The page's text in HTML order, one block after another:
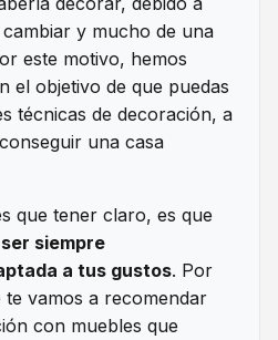
y mucho de una
este motivo, hemos
el objetivo de que puedas
técnicas de decoración, a
una casa
que tener claro, es que
siempre
a tus gustos. Por
vamos a recomendar
con muebles que